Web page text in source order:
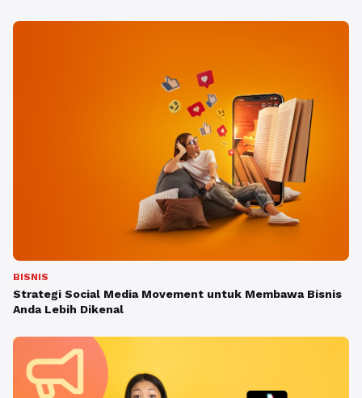
BISNIS
Strategi Social Media Movement untuk Membawa Bisnis
Anda Lebih Dikenal